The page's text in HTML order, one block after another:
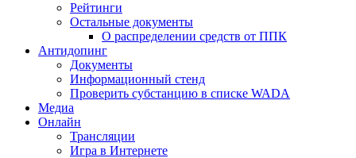
Рейтинги
Остальные документы
О распределении средств от ППК
Антидопинг
Документы
Информационный стенд
Проверить субстанцию в списке WADA
Медиа
Онлайн
Трансляции
Игра в Интернете